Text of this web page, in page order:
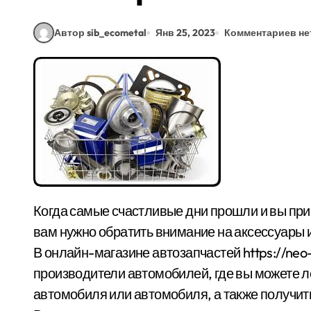
Автор sib_ecometal Янв 25, 2023 Комментариев
Когда самые счастливые дни прошли и вы привыкли к мысли, что вы владелец автомобиля,
вам нужно обратить внимание на
В онлайн-магазине автозапчастей https://
производители автомобилей, где вы можете
автомобиля или автомобиля, а также